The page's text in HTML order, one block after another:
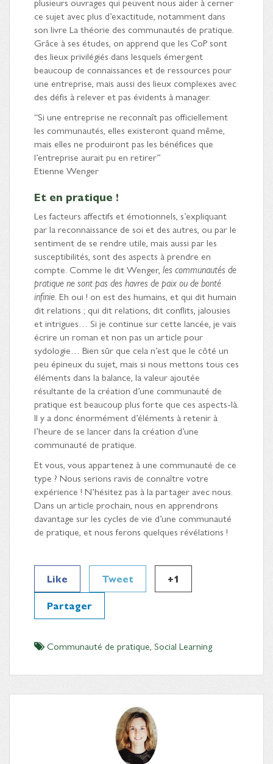
ce sujet avec plus d’exactitude, notamment dans
son livre La théorie des communautés de pratique.
Grâce à ses études, on apprend que les CoP sont
des lieux privilégiés dans lesquels émergent
beaucoup de connaissances et de ressources pour
une entreprise, mais aussi des lieux complexes avec
des défis à relever et pas évidents à manager.
“Si une entreprise ne reconnaît pas officiellement
les communautés, elles existeront quand même,
mais elles ne produiront pas les bénéfices que
l’entreprise aurait pu en retirer”
Etienne Wenger
Et en pratique !
Les facteurs affectifs et émotionnels, s’expliquant
par la reconnaissance de soi et des autres, ou par le
sentiment de se rendre utile, mais aussi par les
susceptibilités, sont des aspects à prendre en
compte. Comme le dit Wenger, les communautés de
pratique ne sont pas des havres de paix ou de bonté
infinie. Eh oui ! on est des humains, et qui dit humain
dit relations ; qui dit relations, dit conflits, jalousies
et intrigues… Si je continue sur cette lancée, je vais
écrire un roman et non pas un article pour
sydologie… Bien sûr que cela n’est que le côté un
peu épineux du sujet, mais si nous mettons tous ces
éléments dans la balance, la valeur ajoutée
résultante de la création d’une communauté de
pratique est beaucoup plus forte que ces aspects-là.
Il y a donc énormément d’éléments à retenir à
l’heure de se lancer dans la création d’une
communauté de pratique.
Et vous, vous appartenez à une communauté de ce
type ? Nous serions ravis de connaître votre
expérience ! N’hésitez pas à la partager avec nous.
Dans un article prochain, nous en apprendrons
davantage sur les cycles de vie d’une communauté
de pratique, et nous ferons quelques révélations !
Like Tweet
+1
Partager
Communauté de pratique, Social Learning